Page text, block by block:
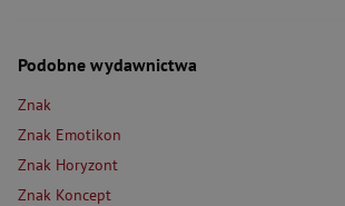
Podobne wydawnictwa
Znak
Znak Emotikon
Znak Horyzont
Znak Koncept